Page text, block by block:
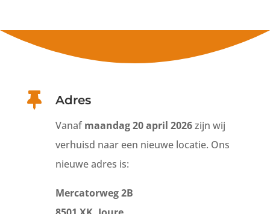
 Adres
Vanaf maandag 20 april 2026zijn wij
verhuisd naar een nieuwe locatie. Ons
nieuwe adres is:
Mercatorweg 2B